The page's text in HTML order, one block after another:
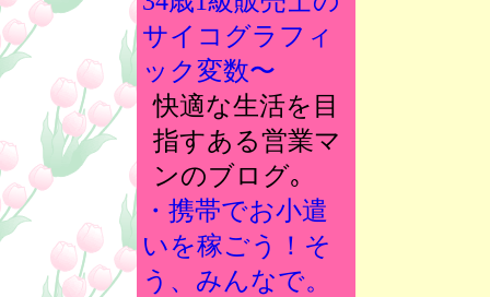
サイコグラフィ
ック変数〜
快適な生活を目
指すある営業マ
ンのブログ｡
・携帯でお小遣
いを稼ごう！そ
う、みんなで。